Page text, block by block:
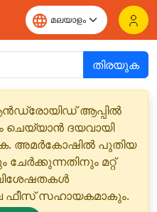
തിരയുക
ആപ്പിൽ
ചെയ്യാൻ ദയവായി
പുതിയ
മറ്റ്
ഫീസ് സഹായകമാകും.